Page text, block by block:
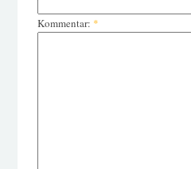
Kommentar: *